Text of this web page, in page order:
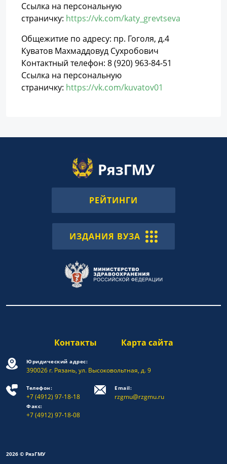
Ссылка на персональную
страничку: https://vk.com/katy_grevtseva
Общежитие по адресу: пр. Гоголя, д.4
Куватов Махмаддовуд Сухробович
Контактный телефон: 8 (920) 963-84-51
Ссылка на персональную
страничку: https://vk.com/kuvatov01
РЕЙТИНГИ
ИЗДАНИЯ ВУЗА
Контакты Карта сайта
Юридический адрес:
390026 г. Рязань, ул. Высоковольтная, д. 9
Телефон:
+7 (4912) 97-18-18
Факс:
+7 (4912) 97-18-08
Email:
rzgmu@rzgmu.ru
2026 © РязГМУ